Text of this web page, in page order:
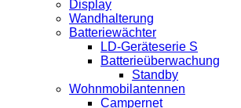
Display
Wandhalterung
Batteriewächter
LD-Geräteserie S
Batterieüberwachung
Standby
Wohnmobilantennen
Campernet